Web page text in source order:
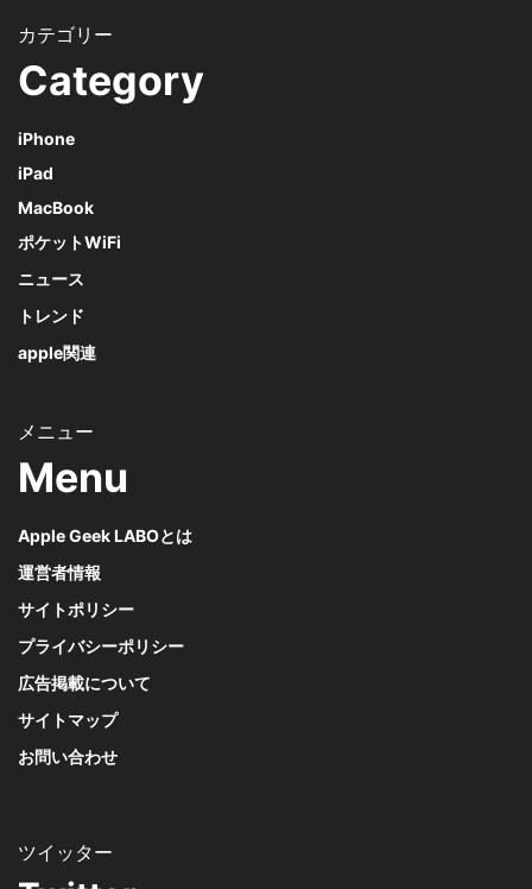
Category
iPhone
iPad
MacBook
ポケットWiFi
ニュース
トレンド
apple関連
Menu
Apple Geek LABOとは
運営者情報
サイトポリシー
プライバシーポリシー
広告掲載について
サイトマップ
お問い合わせ